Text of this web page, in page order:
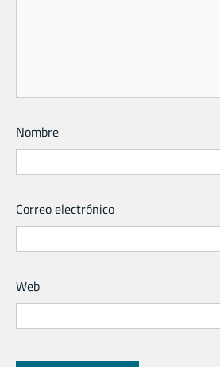
Nombre
Correo electrónico
Web